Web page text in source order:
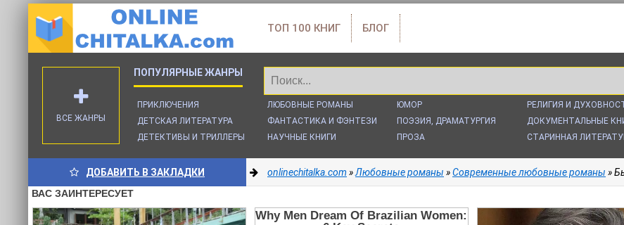
ТОП 100 КНИГ БЛОГ
ПРИКЛЮЧЕНИЯ
ДЕТСКАЯ ЛИТЕРАТУРА
ДЕТЕКТИВЫ И ТРИЛЛЕРЫ
ЛЮБОВНЫЕ РОМАНЫ
ФАНТАСТИКА И ФЭНТЕЗИ
НАУЧНЫЕ КНИГИ
ЮМОР
ПОЭЗИЯ, ДРАМАТУРГИЯ
ПРОЗА
РЕЛИГИЯ И
ДОКУМЕНТАЛЬНЫЕ
СТАРИННАЯ
ВСЕ ЖАНРЫ
ДОБАВИТЬ В ЗАКЛАДКИ onlinechitalka.com »Любовные романы »Современные любовные романы »